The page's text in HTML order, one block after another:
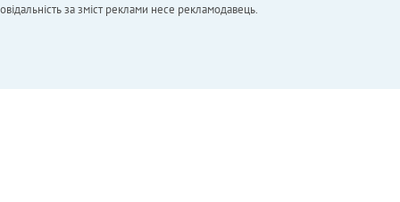
за зміст реклами несе рекламодавець.